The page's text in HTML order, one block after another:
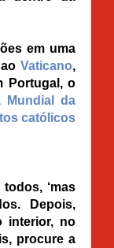
em uma
Vaticano,
Portugal, o
Mundial da
católicos
‘mas
Depois,
interior, no
procure a